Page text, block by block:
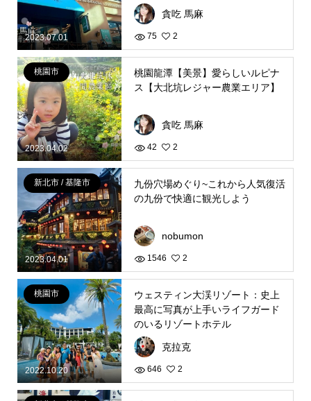
2023.07.01
貪吃 馬麻
75 2
2023.04.02
桃園市
桃園龍潭【美景】愛らしいルピナ
ス【大北坑レジャー農業エリア】
貪吃 馬麻
42 2
2023.04.01
新北市 / 基隆市
九份穴場めぐり~これから人気復活
の九份で快適に観光しよう
nobumon
1546 2
2022.10.20
桃園市
ウェスティン大渓リゾート：史上
最高に写真が上手いライフガード
のいるリゾートホテル
克拉克
646 2